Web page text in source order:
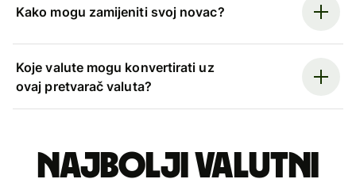
Kako mogu zamijeniti svoj novac?
Koje valute mogu konvertirati uz
ovaj pretvarač valuta?
Najbolji valutni